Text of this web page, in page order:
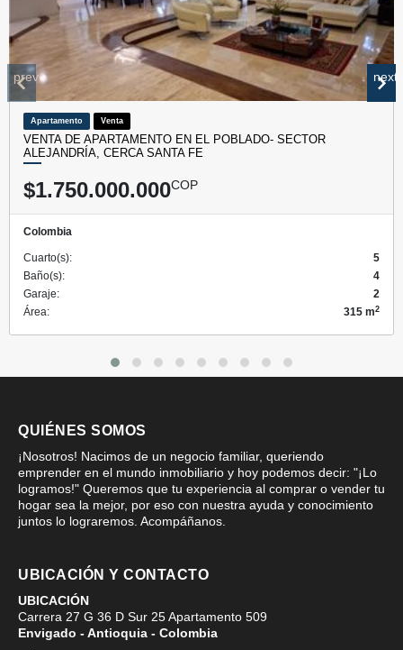
Apartamento Venta
VENTA DE APARTAMENTO EN EL POBLADO- SECTOR
ALEJANDRÍA, CERCA SANTA FE
$1.750.000.000COP
Colombia
Cuarto(s):
5
Baño(s):
4
Garaje:
2
Área:
315 m2
prev next
QUIÉNES SOMOS
¡Nosotros! Nacimos de un negocio familiar, queriendo
emprender en el mundo inmobiliario y hoy podemos decir: "¡Lo
logramos!" Queremos que tu experiencia al comprar o vender tu
hogar sea la mejor, por eso con nuestra ayuda y conocimiento
juntos lo lograremos. Acompáñanos.
UBICACIÓN Y CONTACTO
UBICACIÓN
Carrera 27 G 36 D Sur 25 Apartamento 509
Envigado - Antioquia - Colombia